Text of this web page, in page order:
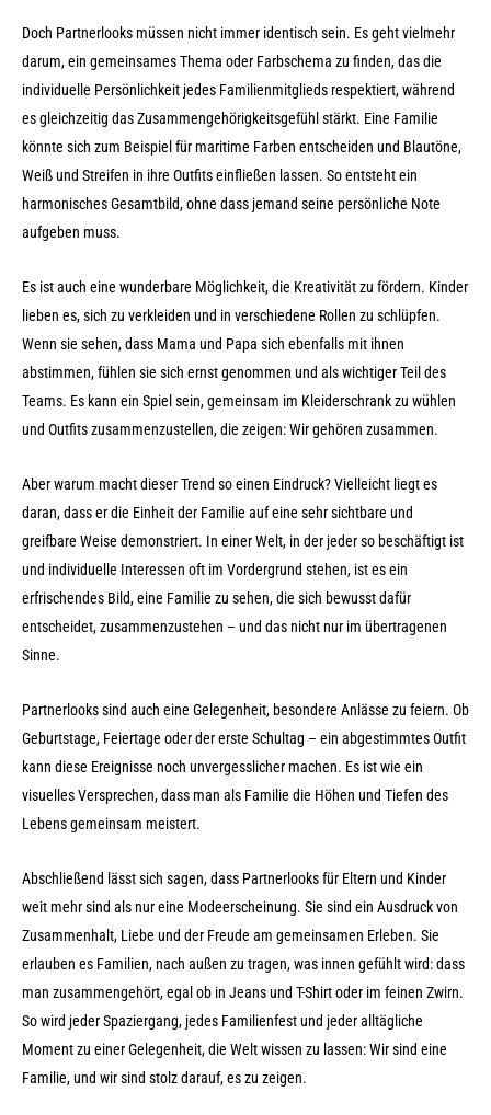
Doch Partnerlooks müssen nicht immer identisch sein. Es geht vielmehr
darum, ein gemeinsames Thema oder Farbschema zu finden, das die
individuelle Persönlichkeit jedes Familienmitglieds respektiert, während
es gleichzeitig das Zusammengehörigkeitsgefühl stärkt. Eine Familie
könnte sich zum Beispiel für maritime Farben entscheiden und Blautöne,
Weiß und Streifen in ihre Outfits einfließen lassen. So entsteht ein
harmonisches Gesamtbild, ohne dass jemand seine persönliche Note
aufgeben muss.
Es ist auch eine wunderbare Möglichkeit, die Kreativität zu fördern. Kinder
lieben es, sich zu verkleiden und in verschiedene Rollen zu schlüpfen.
Wenn sie sehen, dass Mama und Papa sich ebenfalls mit ihnen
abstimmen, fühlen sie sich ernst genommen und als wichtiger Teil des
Teams. Es kann ein Spiel sein, gemeinsam im Kleiderschrank zu wühlen
und Outfits zusammenzustellen, die zeigen: Wir gehören zusammen.
Aber warum macht dieser Trend so einen Eindruck? Vielleicht liegt es
daran, dass er die Einheit der Familie auf eine sehr sichtbare und
greifbare Weise demonstriert. In einer Welt, in der jeder so beschäftigt ist
und individuelle Interessen oft im Vordergrund stehen, ist es ein
erfrischendes Bild, eine Familie zu sehen, die sich bewusst dafür
entscheidet, zusammenzustehen – und das nicht nur im übertragenen
Sinne.
Partnerlooks sind auch eine Gelegenheit, besondere Anlässe zu feiern. Ob
Geburtstage, Feiertage oder der erste Schultag – ein abgestimmtes Outfit
kann diese Ereignisse noch unvergesslicher machen. Es ist wie ein
visuelles Versprechen, dass man als Familie die Höhen und Tiefen des
Lebens gemeinsam meistert.
Abschließend lässt sich sagen, dass Partnerlooks für Eltern und Kinder
weit mehr sind als nur eine Modeerscheinung. Sie sind ein Ausdruck von
Zusammenhalt, Liebe und der Freude am gemeinsamen Erleben. Sie
erlauben es Familien, nach außen zu tragen, was innen gefühlt wird: dass
man zusammengehört, egal ob in Jeans und T-Shirt oder im feinen Zwirn.
So wird jeder Spaziergang, jedes Familienfest und jeder alltägliche
Moment zu einer Gelegenheit, die Welt wissen zu lassen: Wir sind eine
Familie, und wir sind stolz darauf, es zu zeigen.